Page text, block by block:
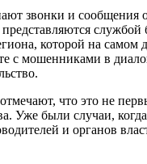
звонки и сообщения
службой
которой на самом
с мошенниками в
что это не
Уже были случаи,
и органов